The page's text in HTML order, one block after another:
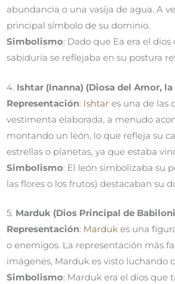
abundancia o una vasija de agua. A
principal símbolo de su dominio.
Simbolismo: Dado que Ea era el
sabiduría se reflejaba en su postura
4. Ishtar (Inanna) (Diosa del Amor,
Representación: Ishtar es una de las
vestimenta elaborada, a menudo
montando un león, lo que refleja su
estrellas o planetas, ya que estaba
Simbolismo: El león simbolizaba su
las flores o los frutos) destacaban su
5. Marduk (Dios Principal de
Representación: Marduk es una
o enemigos. La representación más
imágenes, Marduk es visto luchando
Simbolismo: Marduk era el dios que